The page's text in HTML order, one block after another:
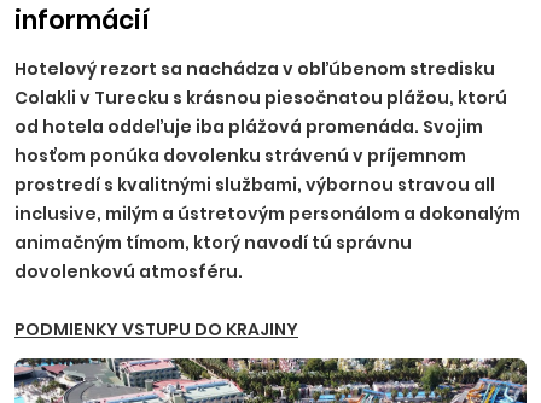
informácií
Hotelový rezort sa nachádza v obľúbenom stredisku
Colakli v Turecku s krásnou piesočnatou plážou, ktorú
od hotela oddeľuje iba plážová promenáda. Svojim
hosťom ponúka dovolenku strávenú v príjemnom
prostredí s kvalitnými službami, výbornou stravou all
inclusive, milým a ústretovým personálom a dokonalým
animačným tímom, ktorý navodí tú správnu
dovolenkovú atmosféru.
PODMIENKY VSTUPU DO KRAJINY